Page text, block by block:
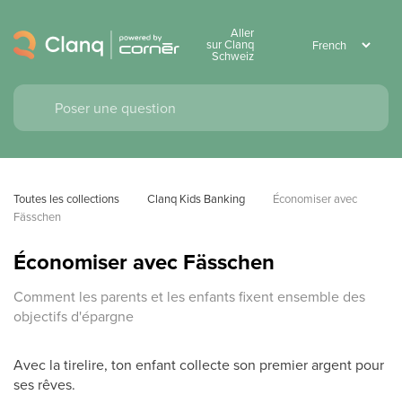
Aller
sur Clanq
Schweiz
Toutes les collections Clanq Kids Banking
Économiser avec
Fässchen
Économiser avec Fässchen
Comment les parents et les enfants fixent ensemble des
objectifs d'épargne
Avec la tirelire, ton enfant collecte son premier argent pour
ses rêves.